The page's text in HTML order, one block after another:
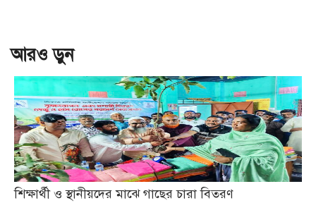
আরও ড়ুন
শিক্ষার্থী ও স্থানীয়দের মাঝে গাছের চারা বিতরণ